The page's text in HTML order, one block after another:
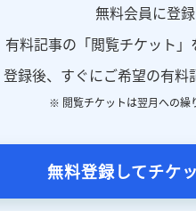
無料会員に登録
有料記事の「閲覧チケット」
登録後、すぐにご希望の有料
※ 閲覧チケットは翌月への繰
無料登録してチケ